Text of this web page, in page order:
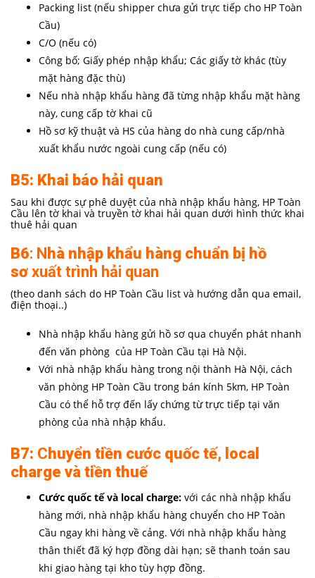
Packing list (nếu shipper chưa gửi trực tiếp cho HP Toàn
Cầu)
C/O (nếu có)
Công bố; Giấy phép nhập khẩu; Các giấy tờ khác (tùy
mặt hàng đặc thù)
Nếu nhà nhập khẩu hàng đã từng nhập khẩu mặt hàng
này, cung cấp tờ khai cũ
Hồ sơ kỹ thuật và HS của hàng do nhà cung cấp/nhà
xuất khẩu nước ngoài cung cấp (nếu có)
B5: Khai báo hải quan
Sau khi được sự phê duyệt của nhà nhập khẩu hàng, HP Toàn
Cầu lên tờ khai và truyền tờ khai hải quan dưới hình thức khai
thuê hải quan
B6: N hà nhập khẩu hàng chuẩn bị hồ
sơ xuất trình hải quan
(theo danh sách do HP Toàn Cầu list và hướng dẫn qua email,
điện thoại..)
Nhà nhập khẩu hàng gửi hồ sơ qua chuyển phát nhanh
đến văn phòng của HP Toàn Cầu tại Hà Nội.
Với nhà nhập khẩu hàng trong nội thành Hà Nội, cách
văn phòng HP Toàn Cầu trong bán kính 5km, HP Toàn
Cầu có thể hỗ trợ đến lấy chứng từ trực tiếp tại văn
phòng của nhà nhập khẩu.
B7: C huyển tiền cước quốc tế, local
charge và tiền thuế
Cước quốc tế và local charge: với các nhà nhập khẩu
hàng mới, nhà nhập khẩu hàng chuyển cho HP Toàn
Cầu ngay khi hàng về cảng. Với nhà nhập khẩu hàng
thân thiết đã ký hợp đồng dài hạn; sẽ thanh toán sau
khi giao hàng tại kho tùy hợp đồng.